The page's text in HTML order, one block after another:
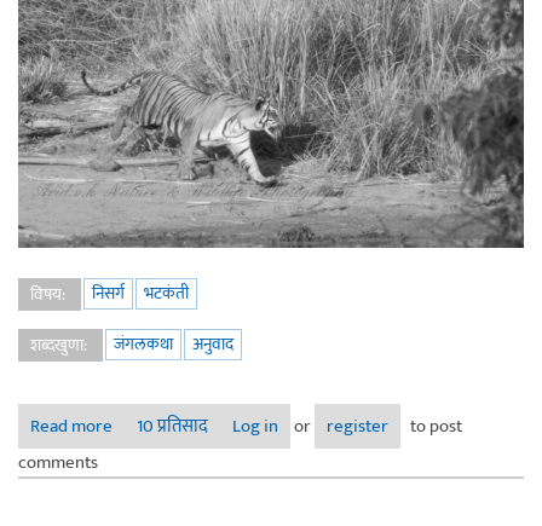
विषय: निसर्ग
भटकंती
शब्दखुणा:
जंगलकथा अनुवाद
Read more about नरभक्षकाच्या मागावर ! - भाग ३
10 प्रतिसाद Log in or register
to post
comments